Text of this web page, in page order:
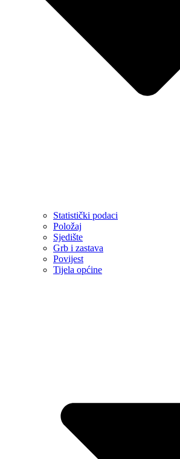
Statistički podaci
Položaj
Sjedište
Grb i zastava
Povijest
Tijela općine